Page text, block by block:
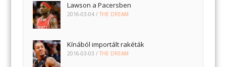
Lawson a Pacersben
2016-03-04 /THE DREAM
Kínából importált rakéták
2016-03-03 /THE DREAM